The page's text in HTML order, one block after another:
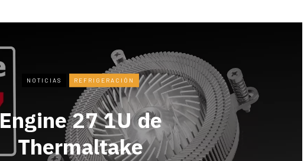
NOTICIAS REFRIGERACIÓN
Engine 27 1U de
Thermaltake